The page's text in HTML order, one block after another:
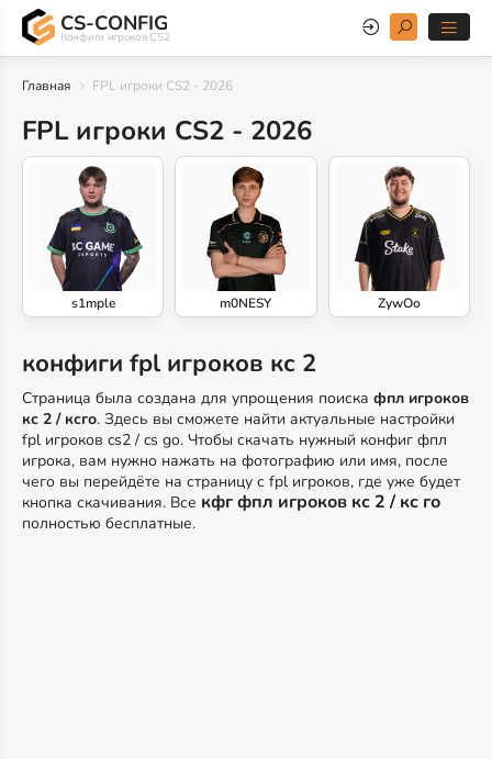
CS-CONFIG
Конфиги игроков CS2
Главная FPL игроки CS2 - 2026
FPL игроки CS2 - 2026
s1mple m0NESY ZywOo
конфиги fpl игроков кс 2
Страница была создана для упрощения поиска фпл игроков
кс 2 / ксго. Здесь вы сможете найти актуальные настройки
fpl игроков cs2 / cs go. Чтобы скачать нужный конфиг фпл
игрока, вам нужно нажать на фотографию или имя, после
чего вы перейдёте на страницу с fpl игроков, где уже будет
кнопка скачивания. Все кфг фпл игроков кс 2 / кс го
полностью бесплатные.